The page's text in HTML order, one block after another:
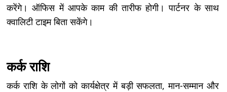
करेंगे। ऑफिस में आपके काम की तारीफ होगी। पार्टनर के साथ
क्वालिटी टाइम बिता सकेंगे।
कर्क राशि
कर्क राशि के लोगों को कार्यक्षेत्र में बड़ी सफलता, मान-सम्मान और